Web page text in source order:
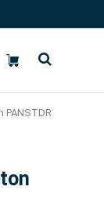
PANSTDR